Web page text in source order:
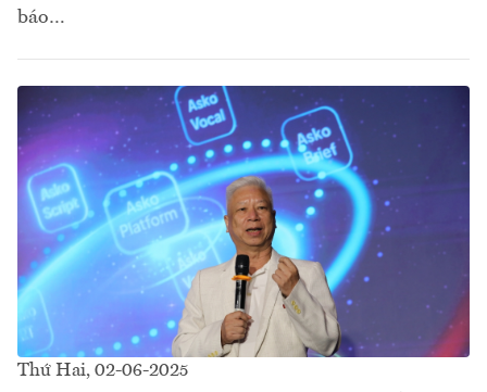
báo…
Thứ Hai, 02-06-2025